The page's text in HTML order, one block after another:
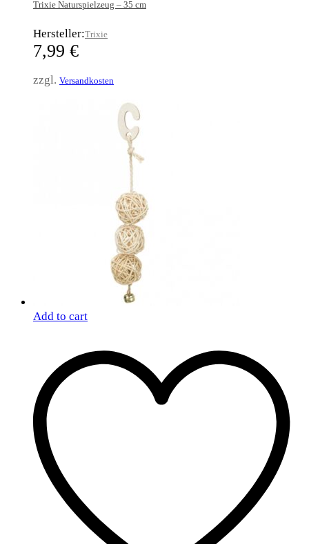
Trixie Naturspielzeug – 35 cm
Hersteller:Trixie
7,99 €
zzgl. Versandkosten
Add to cart